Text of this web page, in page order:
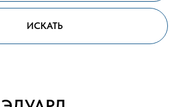
ИСКАТЬ